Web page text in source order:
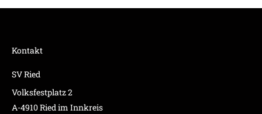
Kontakt
SV Ried
Volksfestplatz 2
A-4910 Ried im Innkreis